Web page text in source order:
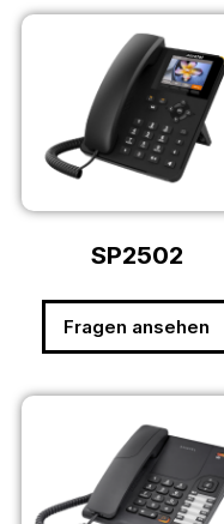
SP2502
Fragen ansehen